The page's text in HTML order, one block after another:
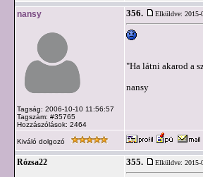
nansy
Tagság: 2006-10-10 11:56:57
Tagszám: #35765
Hozzászólások: 2464
356. Elküldve: 2015-
"Ha látni akarod a
nansy
Kiváló dolgozó
Rózsa22 355. Elküldve: 2015-